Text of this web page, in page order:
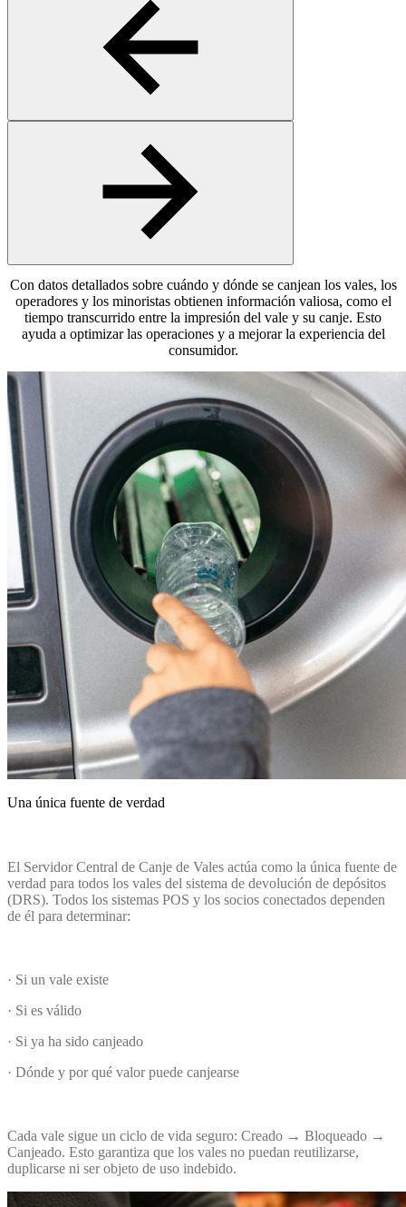
Con datos detallados sobre cuándo y dónde se canjean los vales, los
operadores y los minoristas obtienen información valiosa, como el
tiempo transcurrido entre la impresión del vale y su canje. Esto
ayuda a optimizar las operaciones y a mejorar la experiencia del
consumidor.
Una única fuente de verdad
El Servidor Central de Canje de Vales actúa como la única fuente de
verdad para todos los vales del sistema de devolución de depósitos
(DRS). Todos los sistemas POS y los socios conectados dependen
de él para determinar:
· Si un vale existe
· Si es válido
· Si ya ha sido canjeado
· Dónde y por qué valor puede canjearse
Cada vale sigue un ciclo de vida seguro: Creado → Bloqueado →
Canjeado. Esto garantiza que los vales no puedan reutilizarse,
duplicarse ni ser objeto de uso indebido.